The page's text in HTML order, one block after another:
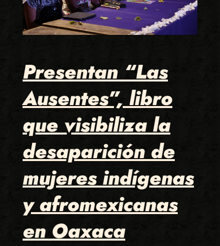
Presentan “Las
Ausentes”, libro
que visibiliza la
desaparición de
mujeres indígenas
y afromexicanas
en Oaxaca